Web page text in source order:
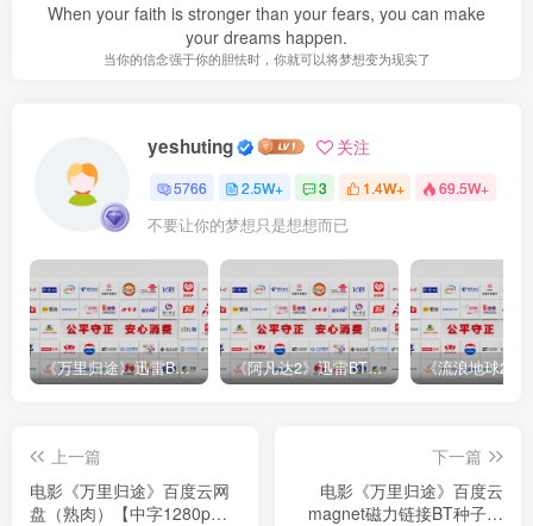
When your faith is stronger than your fears, you can make
your dreams happen.
当你的信念强于你的胆怯时，你就可以将梦想变为现实了
yeshuting 关注
5766 2.5W+ 3 1.4W+ 69.5W+
不要让你的梦想只是想想而已
《万里归途》迅雷BT完整下载[mp3／3.14GB／2.15GB 《阿凡达2》迅雷BT完整下载[MP4／3.12GB／5.35GB]中
上一篇
电影《万里归途》百度云网
盘（熟肉）【中字1280p已
下一篇
电影《万里归途》百度云
magnet磁力链接BT种子资